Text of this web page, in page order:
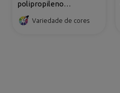
polipropileno
Variedade de cores